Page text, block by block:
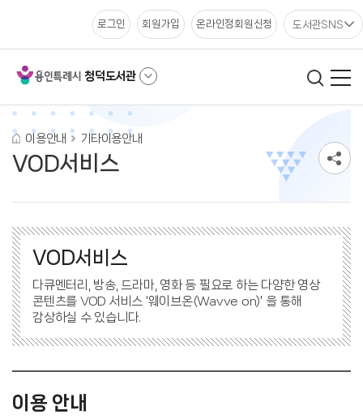
청덕도서관
로그인 회원가입 온라인정회원신청 도서관SNS
이용안내 기타이용안내
VOD서비스
VOD서비스
다큐멘터리, 방송, 드라마, 영화 등 필요로 하는 다양한 영상
콘텐츠를 VOD 서비스 '웨이브온(Wavve on)' 을 통해
감상하실 수 있습니다.
이용 안내